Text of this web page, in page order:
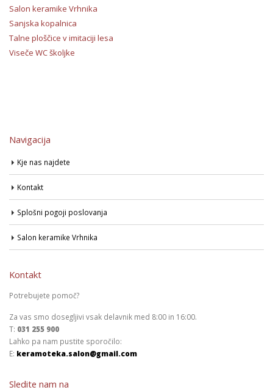
Salon keramike Vrhnika
Sanjska kopalnica
Talne ploščice v imitaciji lesa
Viseče WC školjke
Navigacija
Kje nas najdete
Kontakt
Splošni pogoji poslovanja
Salon keramike Vrhnika
Kontakt
Potrebujete pomoč?
Za vas smo dosegljivi vsak delavnik med 8:00 in 16:00.
T: 031 255 900
Lahko pa nam pustite sporočilo:
E: keramoteka.salon@gmail.com
Sledite nam na